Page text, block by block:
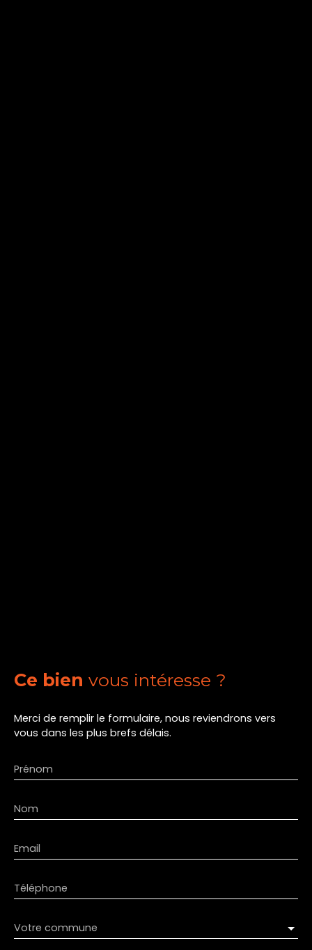
Ce bien vous intéresse ?
Merci de remplir le formulaire, nous reviendrons vers
vous dans les plus brefs délais.
Prénom
Nom
Email
Téléphone
Votre commune